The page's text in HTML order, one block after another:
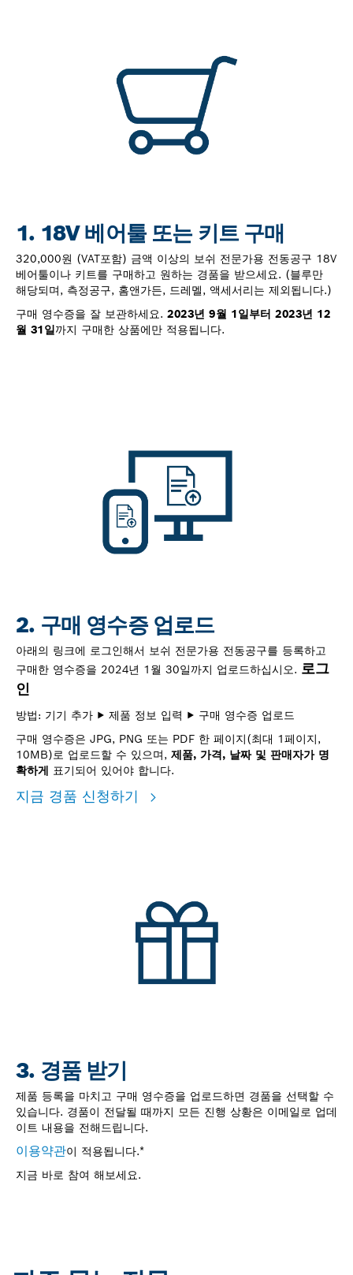
1. 18V 베어툴 또는 키트 구매
320,000원 (VAT포함) 금액 이상의 보쉬 전문가용 전동공구 18V
베어툴이나 키트를 구매하고 원하는 경품을 받으세요. (블루만
해당되며, 측정공구, 홈앤가든, 드레멜, 액세서리는 제외됩니다.)
구매 영수증을 잘 보관하세요. 2023년 9월 1일부터 2023년 12
월 31일까지 구매한 상품에만 적용됩니다.
2. 구매 영수증 업로드
아래의 링크에 로그인해서 보쉬 전문가용 전동공구를 등록하고
구매한 영수증을 2024년 1월 30일까지 업로드하십시오. 로그
인
방법: 기기 추가 ▶ 제품 정보 입력 ▶ 구매 영수증 업로드
구매 영수증은 JPG, PNG 또는 PDF 한 페이지(최대 1페이지,
10MB)로 업로드할 수 있으며, 제품, 가격, 날짜 및 판매자가 명
확하게 표기되어 있어야 합니다.
지금 경품 신청하기
3. 경품 받기
제품 등록을 마치고 구매 영수증을 업로드하면 경품을 선택할 수
있습니다. 경품이 전달될 때까지 모든 진행 상황은 이메일로 업데
이트 내용을 전해드립니다.
이용약관이 적용됩니다.*
지금 바로 참여 해보세요.